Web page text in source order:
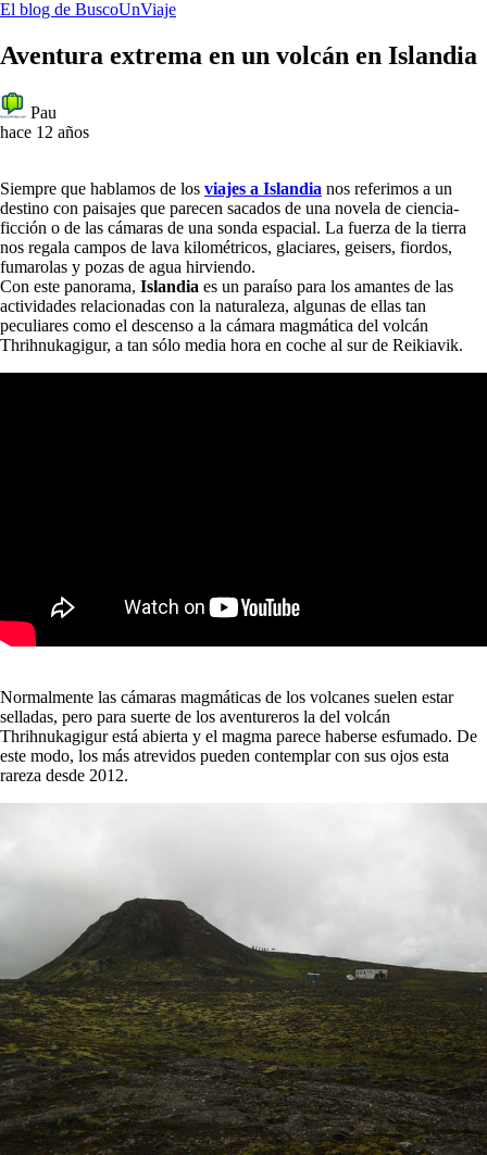
El blog de BuscoUnViaje
Aventura extrema en un volcán en Islandia
Pau
hace 12 años
Siempre que hablamos de los viajes a Islandia nos referimos a un
destino con paisajes que parecen sacados de una novela de ciencia-
ficción o de las cámaras de una sonda espacial. La fuerza de la tierra
nos regala campos de lava kilométricos, glaciares, geisers, fiordos,
fumarolas y pozas de agua hirviendo.
Con este panorama, Islandia es un paraíso para los amantes de las
actividades relacionadas con la naturaleza, algunas de ellas tan
peculiares como el descenso a la cámara magmática del volcán
Thrihnukagigur, a tan sólo media hora en coche al sur de Reikiavik.
Normalmente las cámaras magmáticas de los volcanes suelen estar
selladas, pero para suerte de los aventureros la del volcán
Thrihnukagigur está abierta y el magma parece haberse esfumado. De
este modo, los más atrevidos pueden contemplar con sus ojos esta
rareza desde 2012.